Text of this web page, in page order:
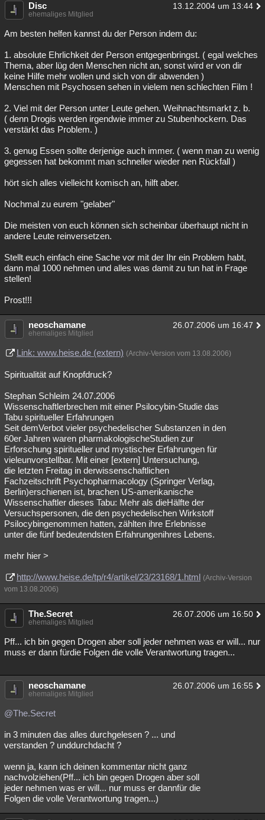
Disc 13.12.2004 um 13:44
ehemaliges Mitglied
Am besten helfen kannst du der Person indem du:
1. absolute Ehrlichkeit der Person entgegenbringst. ( egal welches
Thema, aber lüg den Menschen nicht an, sonst wird er von dir
keine Hilfe mehr wollen und sich von dir abwenden )
Menschen mit Psychosen sehen in vielem nen schlechten Film !
2. Viel mit der Person unter Leute gehen. Weihnachtsmarkt z. b.
( denn Drogis werden irgendwie immer zu Stubenhockern. Das
verstärkt das Problem. )
3. genug Essen sollte derjenige auch immer. ( wenn man zu wenig
gegessen hat bekommt man schneller wieder nen Rückfall )
hört sich alles vielleicht komisch an, hilft aber.
Nochmal zu eurem "gelaber"
Die meisten von euch können sich scheinbar überhaupt nicht in
andere Leute reinversetzen.
Stellt euch einfach eine Sache vor mit der Ihr ein Problem habt,
dann mal 1000 nehmen und alles was damit zu tun hat in Frage
stellen!
Prost!!!
neoschamane 26.07.2006 um 16:47
ehemaliges Mitglied
Link: www.heise.de (extern) (Archiv-Version vom 13.08.2006)
Spiritualität auf Knopfdruck?
Stephan Schleim 24.07.2006
Wissenschaftlerbrechen mit einer Psilocybin-Studie das
Tabu spiritueller Erfahrungen
Seit demVerbot vieler psychedelischer Substanzen in den
60er Jahren waren pharmakologischeStudien zur
Erforschung spiritueller und mystischer Erfahrungen für
vieleunvorstellbar. Mit einer [extern] Untersuchung,
die letzten Freitag in derwissenschaftlichen
Fachzeitschrift Psychopharmacology (Springer Verlag,
Berlin)erschienen ist, brachen US-amerikanische
Wissenschaftler dieses Tabu: Mehr als dieHälfte der
Versuchspersonen, die den psychedelischen Wirkstoff
Psilocybingenommen hatten, zählten ihre Erlebnisse
unter die fünf bedeutendsten Erfahrungenihres Lebens.
mehr hier >
http://www.heise.de/tp/r4/artikel/23/23168/1.html (Archiv-Version
vom 13.08.2006)
The.Secret 26.07.2006 um 16:50
ehemaliges Mitglied
Pff... ich bin gegen Drogen aber soll jeder nehmen was er will... nur
muss er dann fürdie Folgen die volle Verantwortung tragen...
neoschamane 26.07.2006 um 16:55
ehemaliges Mitglied
@The.Secret
in 3 minuten das alles durchgelesen ? ... und
verstanden ? unddurchdacht ?
wenn ja, kann ich deinen kommentar nicht ganz
nachvolziehen(Pff... ich bin gegen Drogen aber soll
jeder nehmen was er will... nur muss er dannfür die
Folgen die volle Verantwortung tragen...)